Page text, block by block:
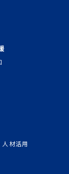
人材活用